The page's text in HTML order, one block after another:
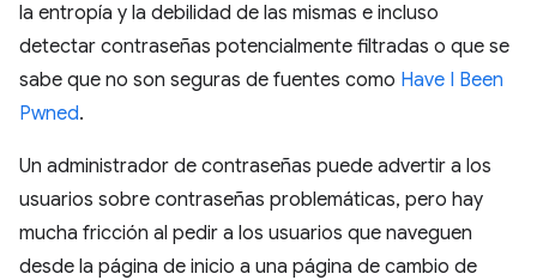
la entropía y la debilidad de las mismas e incluso
detectar contraseñas potencialmente filtradas o que se
sabe que no son seguras de fuentes como Have I Been
Pwned.
Un administrador de contraseñas puede advertir a los
usuarios sobre contraseñas problemáticas, pero hay
mucha fricción al pedir a los usuarios que naveguen
desde la página de inicio a una página de cambio de